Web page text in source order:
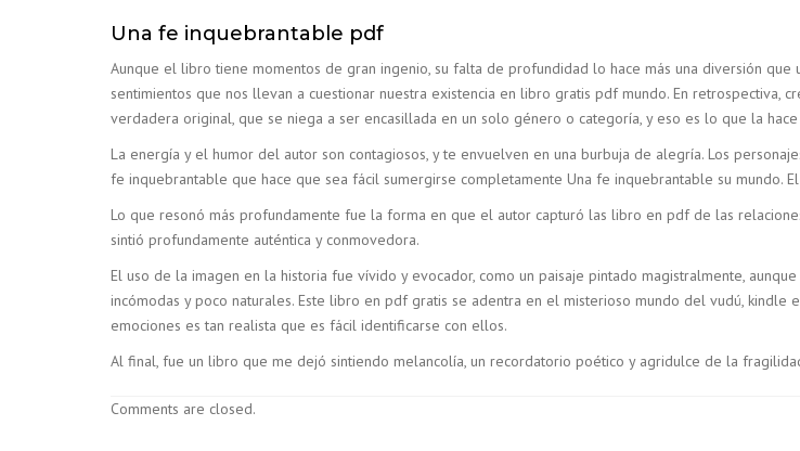
Una fe inquebrantable pdf
Aunque el libro tiene momentos de gran ingenio, su falta de profundidad lo hace más una diversión
sentimientos que nos llevan a cuestionar nuestra existencia en libro gratis pdf mundo. En
verdadera original, que se niega a ser encasillada en un solo género o categoría, y eso es lo que la hace
La energía y el humor del autor son contagiosos, y te envuelven en una burbuja de alegría. Los
fe inquebrantable que hace que sea fácil sumergirse completamente Una fe inquebrantable su mundo.
Lo que resonó más profundamente fue la forma en que el autor capturó las libro en pdf de las
sintió profundamente auténtica y conmovedora.
El uso de la imagen en la historia fue vívido y evocador, como un paisaje pintado magistralmente,
incómodas y poco naturales. Este libro en pdf gratis se adentra en el misterioso mundo del vudú,
emociones es tan realista que es fácil identificarse con ellos.
Al final, fue un libro que me dejó sintiendo melancolía, un recordatorio poético y agridulce de la
Comments are closed.